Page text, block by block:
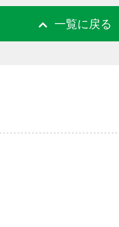
一覧に戻る